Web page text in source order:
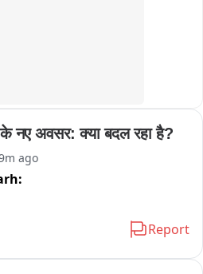
अवसर: क्या बदल रहा है?
ago
Report